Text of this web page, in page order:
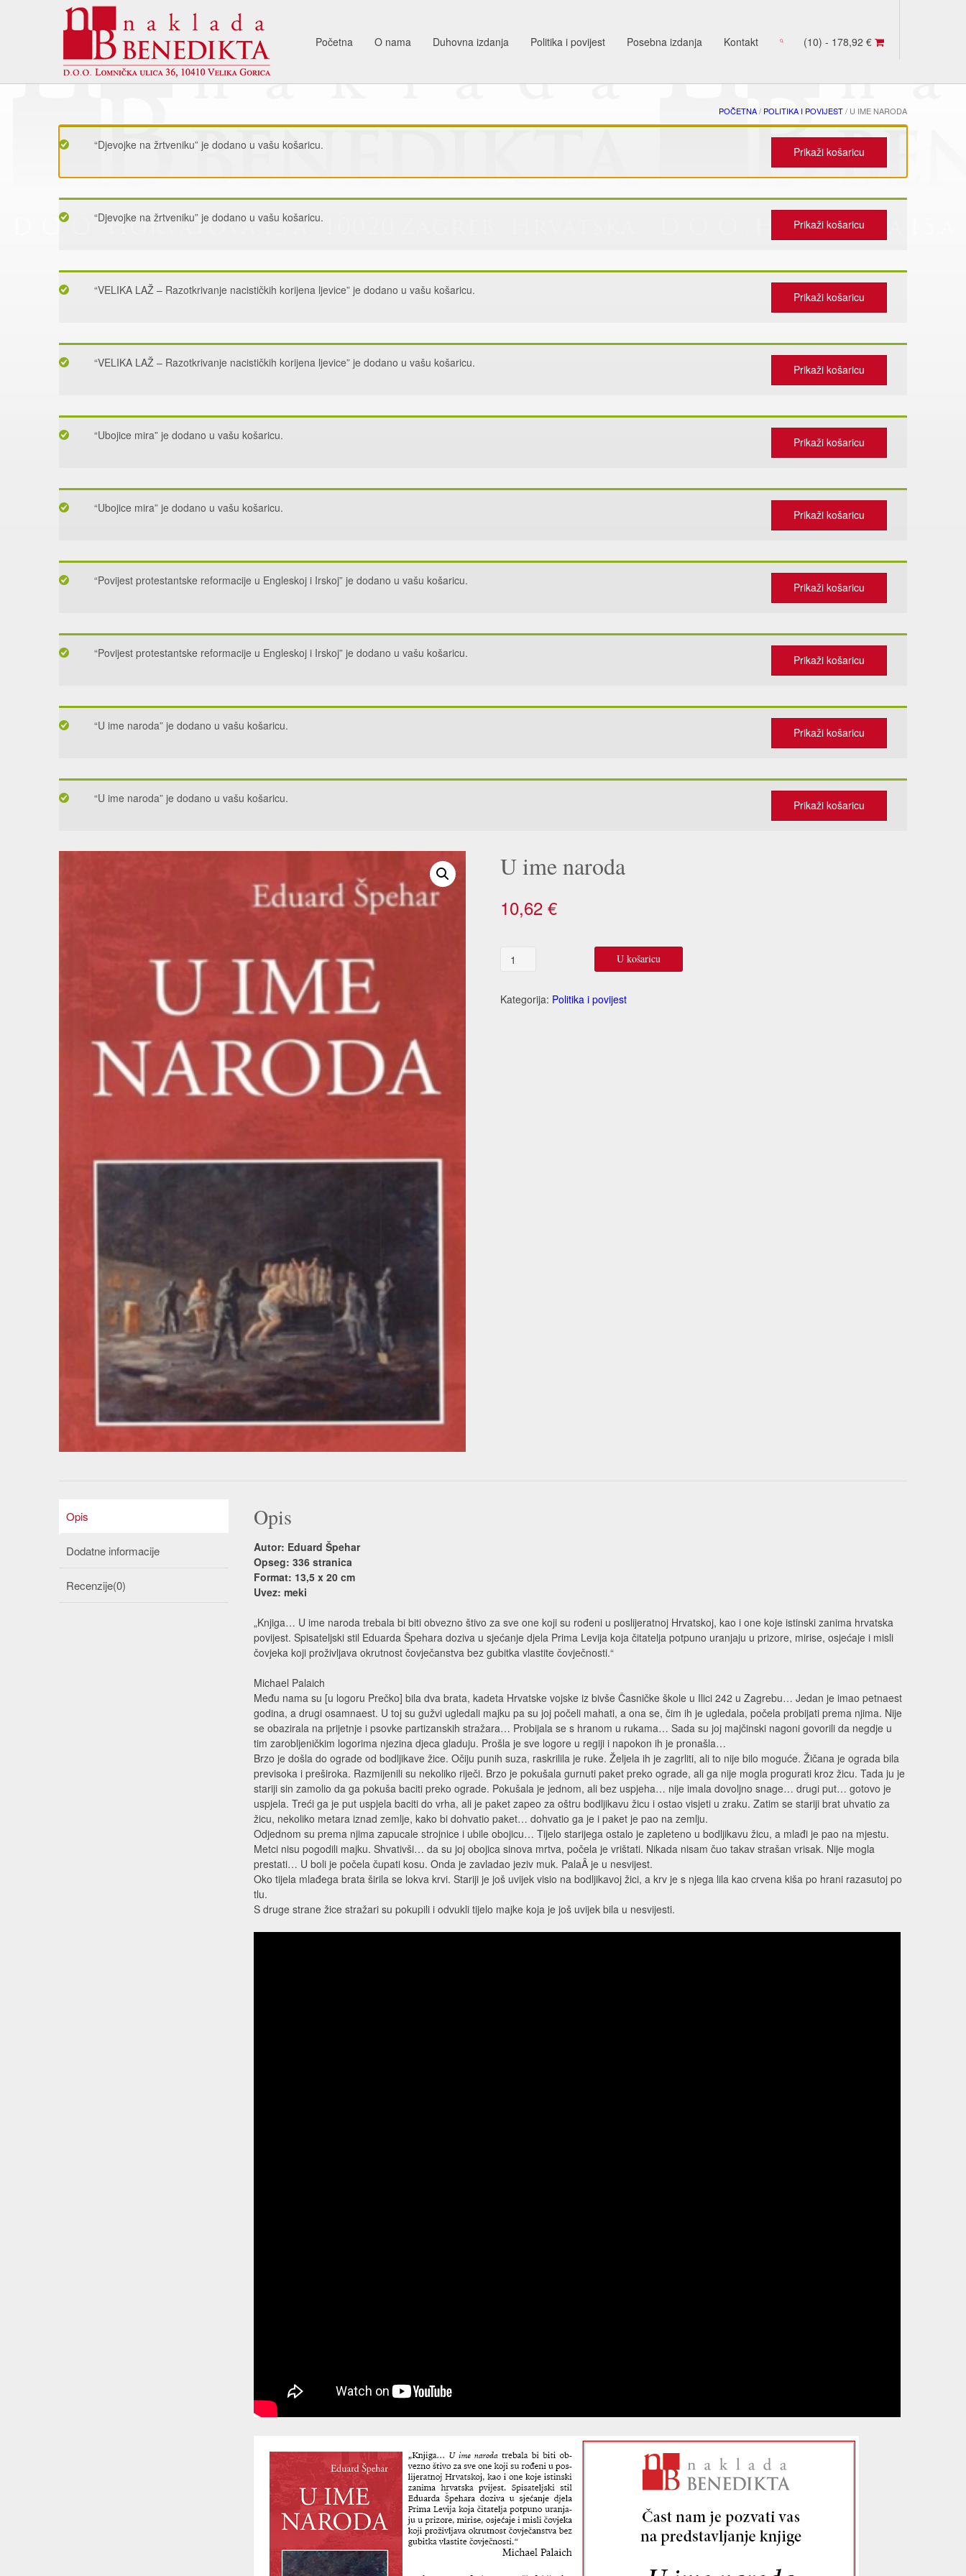
(10) - 178,92 €
Početna O nama Duhovna izdanja Politika i povijest Posebna izdanja Kontakt
POČETNA/ POLITIKA I POVIJEST/ U IME NARODA
“Djevojke na žrtveniku” je dodano u vašu košaricu. Prikaži košaricu
“Djevojke na žrtveniku” je dodano u vašu košaricu. Prikaži košaricu
“VELIKA LAŽ – Razotkrivanje nacističkih korijena ljevice” je dodano u vašu košaricu. Prikaži košaricu
“VELIKA LAŽ – Razotkrivanje nacističkih korijena ljevice” je dodano u vašu košaricu. Prikaži košaricu
“Ubojice mira” je dodano u vašu košaricu. Prikaži košaricu
“Ubojice mira” je dodano u vašu košaricu. Prikaži košaricu
“Povijest protestantske reformacije u Engleskoj i Irskoj” je dodano u vašu košaricu. Prikaži košaricu
“Povijest protestantske reformacije u Engleskoj i Irskoj” je dodano u vašu košaricu. Prikaži košaricu
“U ime naroda” je dodano u vašu košaricu. Prikaži košaricu
“U ime naroda” je dodano u vašu košaricu. Prikaži košaricu
U ime naroda
10,62 €
ime
količina
U košaricu
Kategorija: Politika i povijest
Opis
Dodatne informacije
Recenzije(0)
Opis
Autor: Eduard Špehar
Opseg: 336 stranica
Format: 13,5 x 20 cm
Uvez: meki
„Knjiga… U ime naroda trebala bi biti obvezno štivo za sve one koji su rođeni u poslijeratnoj Hrvatskoj, kao i one koje istinski zanima hrvatska
povijest. Spisateljski stil Eduarda Špehara doziva u sjećanje djela Prima Levija koja čitatelja potpuno uranjaju u prizore, mirise, osjećaje i misli
čovjeka koji proživljava okrutnost čovječanstva bez gubitka vlastite čovječnosti.“
Michael Palaich
Među nama su [u logoru Prečko] bila dva brata, kadeta Hrvatske vojske iz bivše Časničke škole u Ilici 242 u Zagrebu… Jedan je imao petnaest
godina, a drugi osamnaest. U toj su gužvi ugledali majku pa su joj počeli mahati, a ona se, čim ih je ugledala, počela probijati prema njima. Nije
se obazirala na prijetnje i psovke partizanskih stražara… Probijala se s hranom u rukama… Sada su joj majčinski nagoni govorili da negdje u
tim zarobljeničkim logorima njezina djeca gladuju. Prošla je sve logore u regiji i napokon ih je pronašla…
Brzo je došla do ograde od bodljikave žice. Očiju punih suza, raskrilila je ruke. Željela ih je zagrliti, ali to nije bilo moguće. Žičana je ograda bila
previsoka i preširoka. Razmijenili su nekoliko riječi. Brzo je pokušala gurnuti paket preko ograde, ali ga nije mogla progurati kroz žicu. Tada ju je
stariji sin zamolio da ga pokuša baciti preko ograde. Pokušala je jednom, ali bez uspjeha… nije imala dovoljno snage… drugi put… gotovo je
uspjela. Treći ga je put uspjela baciti do vrha, ali je paket zapeo za oštru bodljikavu žicu i ostao visjeti u zraku. Zatim se stariji brat uhvatio za
žicu, nekoliko metara iznad zemlje, kako bi dohvatio paket… dohvatio ga je i paket je pao na zemlju.
Odjednom su prema njima zapucale strojnice i ubile obojicu… Tijelo starijega ostalo je zapleteno u bodljikavu žicu, a mlađi je pao na mjestu.
Metci nisu pogodili majku. Shvativši… da su joj obojica sinova mrtva, počela je vrištati. Nikada nisam čuo takav strašan vrisak. Nije mogla
prestati… U boli je počela čupati kosu. Onda je zavladao jeziv muk. PalaÂ je u nesvijest.
Oko tijela mlađega brata širila se lokva krvi. Stariji je još uvijek visio na bodljikavoj žici, a krv je s njega lila kao crvena kiša po hrani razasutoj po
tlu.
S druge strane žice stražari su pokupili i odvukli tijelo majke koja je još uvijek bila u nesvijesti.